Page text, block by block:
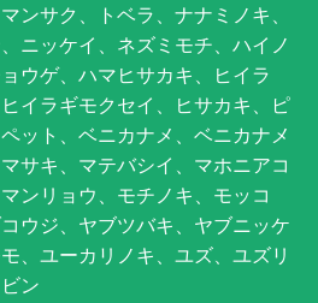
ンサク、トベラ、ナナミノキ、
ニッケイ、ネズミモチ、ハイノ
ウゲ、ハマヒサカキ、ヒイラ
イラギモクセイ、ヒサカキ、ピ
ット、ベニカナメ、ベニカナメ
サキ、マテバシイ、マホニアコ
ンリョウ、モチノキ、モッコ
ウジ、ヤブツバキ、ヤブニッケ
、ユーカリノキ、ユズ、ユズリ
ン